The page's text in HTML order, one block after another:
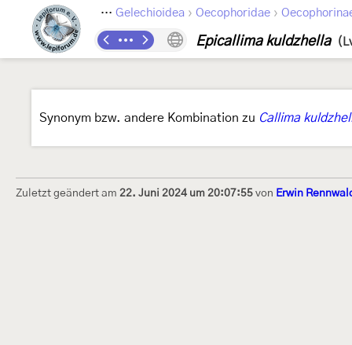
Lepidoptera Gelechioidea › Oecophoridae ›
Epicallima kuldzhella
Synonym bzw. andere Kombination zu Callima
Zuletzt geändert am 22. Juni 2024 um 20:07:55 von Erwin